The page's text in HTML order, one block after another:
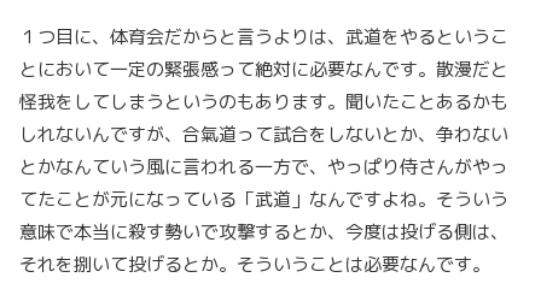
１つ目に、体育会だからと言うよりは、武道をやるというこ
とにおいて一定の緊張感って絶対に必要なんです。散漫だと
怪我をしてしまうというのもあります。聞いたことあるかも
しれないんですが、合氣道って試合をしないとか、争わない
とかなんていう風に言われる一方で、やっぱり侍さんがやっ
てたことが元になっている「武道」なんですよね。そういう
意味で本当に殺す勢いで攻撃するとか、今度は投げる側は、
それを捌いて投げるとか。そういうことは必要なんです。